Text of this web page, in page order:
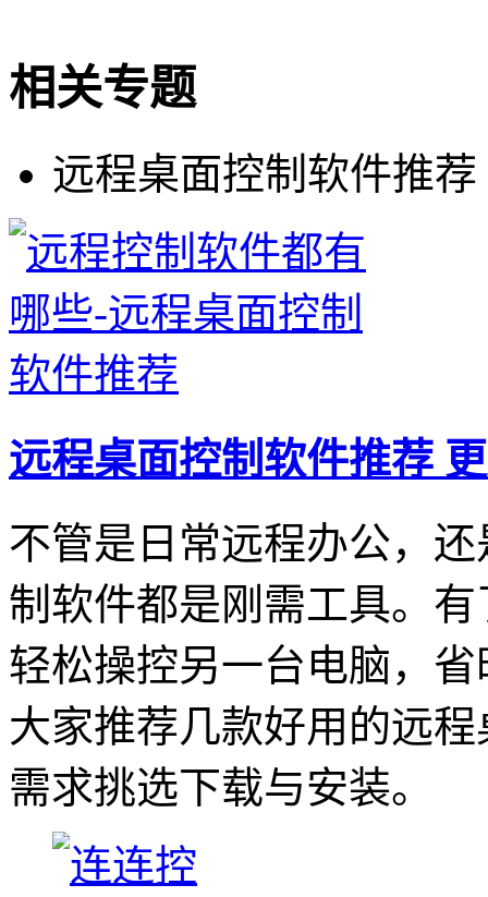
相关专题
远程桌面控制软件推荐
远程桌面控制软件推荐
不管是日常远程办公，
制软件都是刚需工具。
轻松操控另一台电脑，
大家推荐几款好用的远
需求挑选下载与安装。